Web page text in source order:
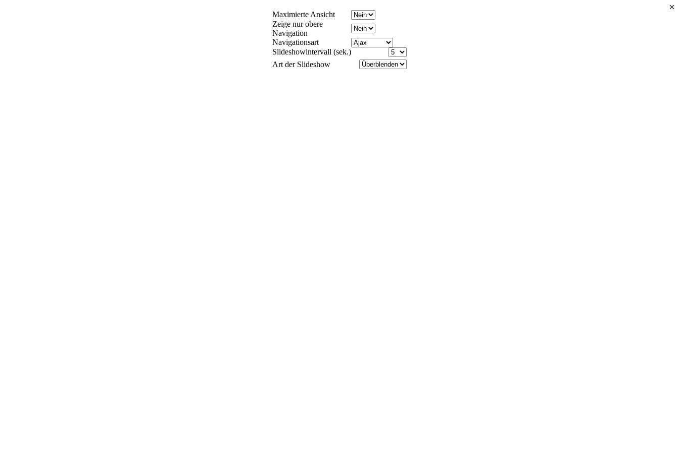
Maximierte Ansicht
Zeige nur obere
Navigation
Navigationsart
Slideshowintervall (sek.)
Art der Slideshow